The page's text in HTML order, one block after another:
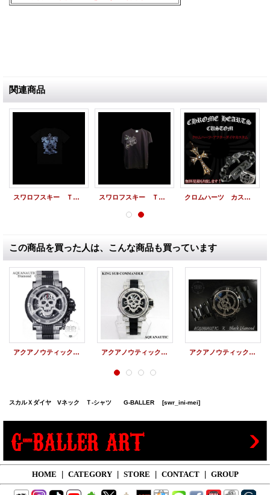
関連商品
スワロフスキー Ｔシャツ エンブレム スワロＴシャツ オーダーメイド スワロフスキー Ｔシャツ ドラゴン スワロTシャツ オーダーメイド カスタム クロムハーツ カスタム アフターダイヤ， クロムカスタム 最高の仕上がりをお約束 致します。
この商品を買った人は、こんな商品も買っています
アクアノウティック アクアノウティック キングクーダ用 スカル ベゼル マスク スカル ダイヤカスタム キングサブコマンダー アフターダイヤ， AQUANAUTIC BEZEL SKULL アクアノウティック キングサブコマンダー スカルマスク ダイヤ アクアノウティック ダイヤ スカルマスク ブラックダイヤ アフターダイヤ PVD
スカルＸダイヤ Vネック Ｔ-シャツ G-BALLER [swr_ini-mei]
HOME | CATEGORY | STORE | CONTACT | GROUP